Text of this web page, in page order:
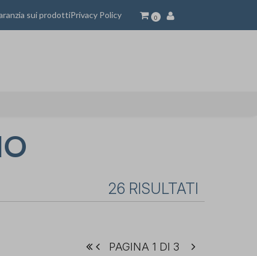
sui prodottiPrivacy Policy 0
26 RISULTATI
PAGINA 1 DI 3